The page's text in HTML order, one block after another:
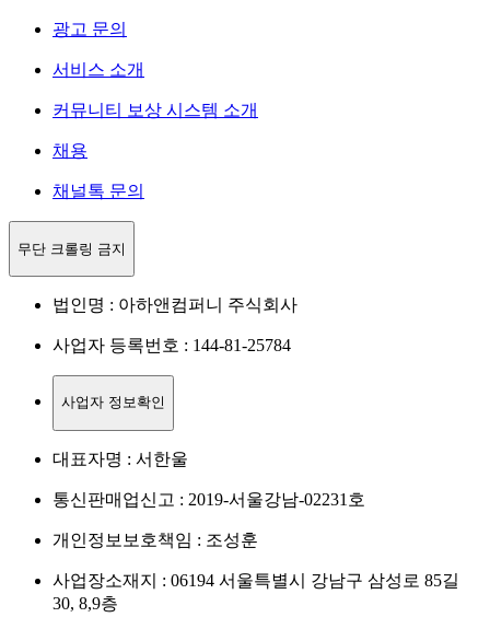
광고 문의
서비스 소개
커뮤니티 보상 시스템 소개
채용
채널톡 문의
무단 크롤링 금지
법인명 : 아하앤컴퍼니 주식회사
사업자 등록번호 : 144-81-25784
사업자 정보확인
대표자명 : 서한울
통신판매업신고 : 2019-서울강남-02231호
개인정보보호책임 : 조성훈
사업장소재지 : 06194 서울특별시 강남구 삼성로 85길
30, 8,9층